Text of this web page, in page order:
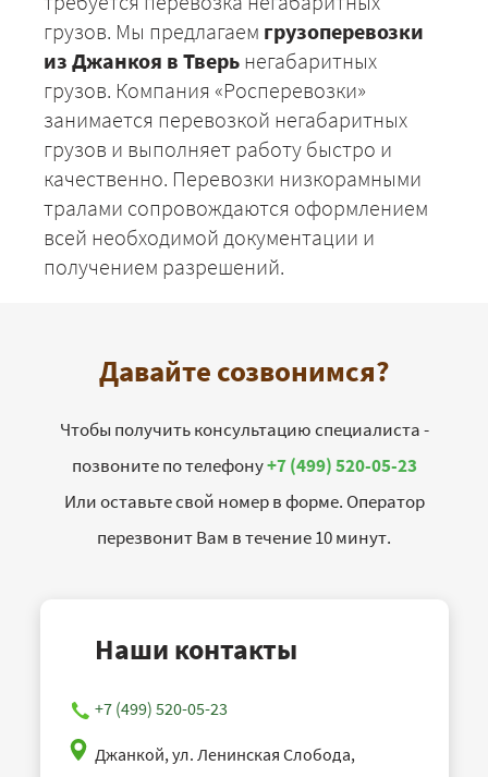
грузов. Мы предлагаем грузоперевозки
из Джанкоя в Тверь негабаритных
грузов. Компания «Росперевозки»
занимается перевозкой негабаритных
грузов и выполняет работу быстро и
качественно. Перевозки низкорамными
тралами сопровождаются оформлением
всей необходимой документации и
получением разрешений.
Давайте созвонимся?
Чтобы получить консультацию специалиста -
позвоните по телефону+7 (499) 520-05-23
Или оставьте свой номер в форме. Оператор
перезвонит Вам в течение 10 минут.
Наши контакты
+7 (499) 520-05-23
Джанкой, ул. Ленинская Слобода,